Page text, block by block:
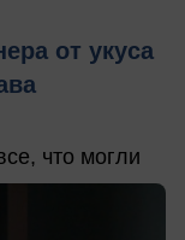
от укуса
что могли